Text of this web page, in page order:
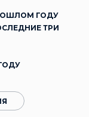
ГОДУ
ТРИ